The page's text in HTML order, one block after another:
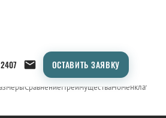
ОСТАВИТЬ ЗАЯВКУ
СравнениеПреимуществаНоменклатура